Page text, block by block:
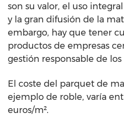
son su valor, el uso
y la gran difusión de la
embargo, hay que tener
productos de empresas
gestión responsable de los
El coste del parquet de
ejemplo de roble, varía
euros/m².